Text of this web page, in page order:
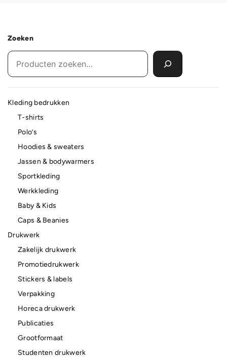
Zoeken
Kleding bedrukken
T-shirts
Polo’s
Hoodies & sweaters
Jassen & bodywarmers
Sportkleding
Werkkleding
Baby & Kids
Caps & Beanies
Drukwerk
Zakelijk drukwerk
Promotiedrukwerk
Stickers & labels
Verpakking
Horeca drukwerk
Publicaties
Grootformaat
Studenten drukwerk